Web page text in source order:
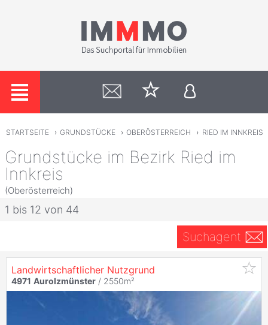
STARTSEITE › GRUNDSTÜCKE › OBERÖSTERREICH › RIED IM INNKREIS
Grundstücke im Bezirk Ried im
Innkreis
(Oberösterreich)
1 bis 12 von 44
Suchagent
Landwirtschaftlicher Nutzgrund
4971 Aurolzmünster / 2550m²